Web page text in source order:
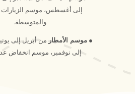
إلى أغسطس، موسم الزيارات
والمتوسطة.
●موسم الأمطار من أبريل إلى
إلى نوفمبر، موسم انخفاض